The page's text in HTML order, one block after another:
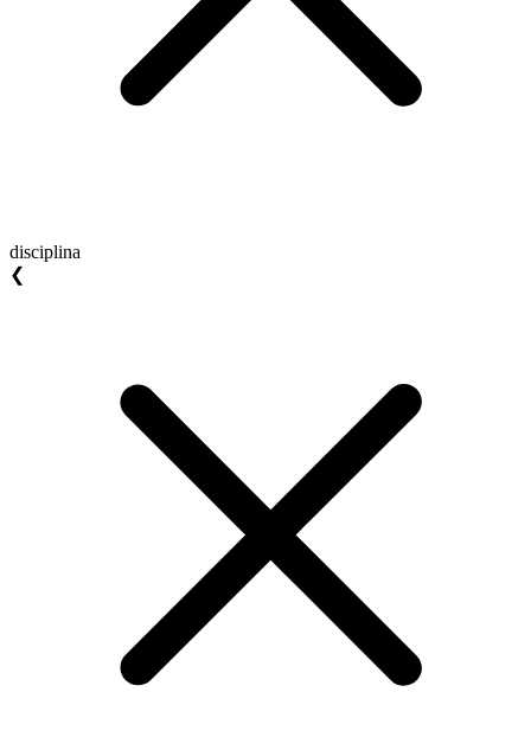
disciplina
❮